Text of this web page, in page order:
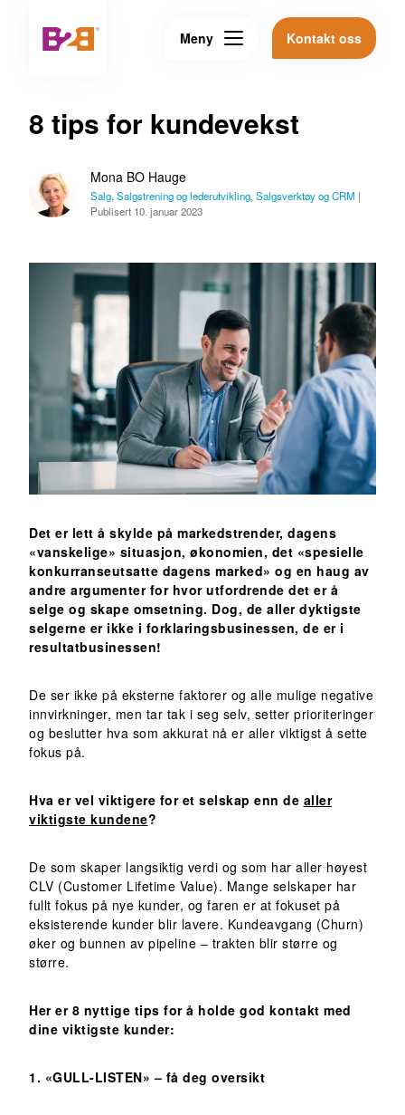
Meny Kontakt oss
8 tips for kundevekst
Mona BO Hauge
Salg, Salgstrening og lederutvikling, Salgsverktøy og CRM |
Publisert 10. januar 2023
Det er lett å skylde på markedstrender, dagens
«vanskelige» situasjon, økonomien, det «spesielle
konkurranseutsatte dagens marked» og en haug av
andre argumenter for hvor utfordrende det er å
selge og skape omsetning. Dog, de aller dyktigste
selgerne er ikke i forklaringsbusinessen, de er i
resultatbusinessen!
De ser ikke på eksterne faktorer og alle mulige negative
innvirkninger, men tar tak i seg selv, setter prioriteringer
og beslutter hva som akkurat nå er aller viktigst å sette
fokus på.
Hva er vel viktigere for et selskap enn de aller
viktigste kundene?
De som skaper langsiktig verdi og som har aller høyest
CLV (Customer Lifetime Value). Mange selskaper har
fullt fokus på nye kunder, og faren er at fokuset på
eksisterende kunder blir lavere. Kundeavgang (Churn)
øker og bunnen av pipeline – trakten blir større og
større.
Her er 8 nyttige tips for å holde god kontakt med
dine viktigste kunder:
1. «GULL-LISTEN» – få deg oversikt